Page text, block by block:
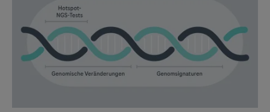
homologe Rekombinationsdefizienz (HRD)